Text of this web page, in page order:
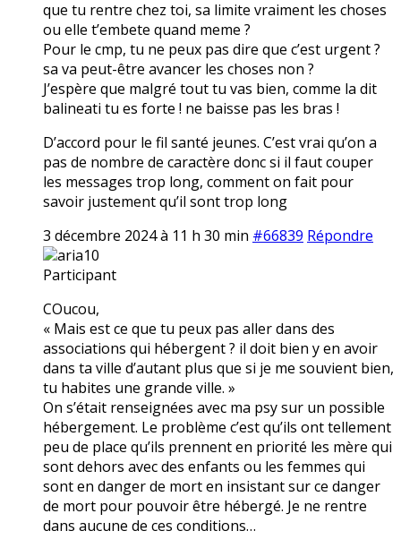
que tu rentre chez toi, sa limite vraiment les choses
ou elle t’embete quand meme ?
Pour le cmp, tu ne peux pas dire que c’est urgent ?
sa va peut-être avancer les choses non ?
J’espère que malgré tout tu vas bien, comme la dit
balineati tu es forte ! ne baisse pas les bras !
D’accord pour le fil santé jeunes. C’est vrai qu’on a
pas de nombre de caractère donc si il faut couper
les messages trop long, comment on fait pour
savoir justement qu’il sont trop long
3 décembre 2024 à 11 h 30 min #66839 Répondre
aria10
Participant
COucou,
« Mais est ce que tu peux pas aller dans des
associations qui hébergent ? il doit bien y en avoir
dans ta ville d’autant plus que si je me souvient bien,
tu habites une grande ville. »
On s’était renseignées avec ma psy sur un possible
hébergement. Le problème c’est qu’ils ont tellement
peu de place qu’ils prennent en priorité les mère qui
sont dehors avec des enfants ou les femmes qui
sont en danger de mort en insistant sur ce danger
de mort pour pouvoir être hébergé. Je ne rentre
dans aucune de ces conditions…